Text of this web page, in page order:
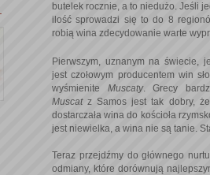
butelek rocznie, a to niedużo. Jeśli
ilość sprowadzi się to do 8
robią wina zdecydowanie warte
Pierwszym, uznanym na świecie,
jest czołowym producentem win
wyśmienite Muscaty. Grecy
Muscatz Samos jest tak dobry,
dostarczała wina do kościoła
jest niewielka, a wina nie są tanie.
Teraz przejdźmy do głównego
odmiany, które dorównują